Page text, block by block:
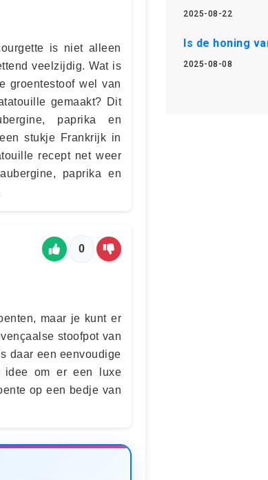
is niet alleen
veelzijdig. Wat is
groentestoof wel van
gemaakt? Dit
paprika en
stukje Frankrijk in
recept net weer
paprika en
0
maar je kunt er
stoofpot van
daar een eenvoudige
idee om er een luxe
op een bedje van
2025-08-22
Is de honing
2025-08-08